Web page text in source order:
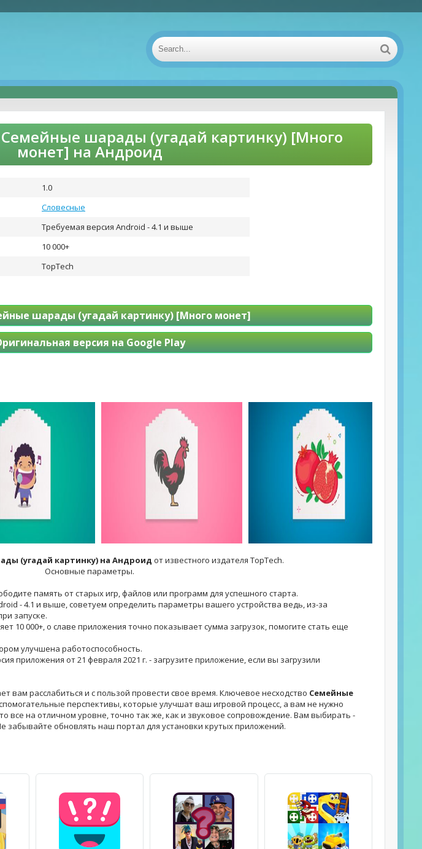
шарады (угадай картинку) [Много
монет] на Андроид
1.0
Словесные
Требуемая версия Android - 4.1 и выше
10 000+
TopTech
шарады (угадай картинку) [Много монет]
версия на Google Play
(угадай картинку) на Андроид от известного издателя TopTech.
Основные параметры.
память от старых игр, файлов или программ для успешного старта.
- 4.1 и выше, советуем определить параметры вашего устройства ведь, из-за
запуске.
10 000+, о славе приложения точно показывает сумма загрузок, помогите стать еще
улучшена работоспособность.
приложения от 21 февраля 2021 г. - загрузите приложение, если вы загрузили
вам расслабиться и с пользой провести свое время. Ключевое несходство Семейные
перспективы, которые улучшат ваш игровой процесс, а вам не нужно
все на отличном уровне, точно так же, как и звуковое сопровождение. Вам выбирать -
забывайте обновлять наш портал для установки крутых приложений.